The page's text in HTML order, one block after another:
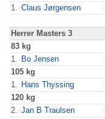
1. Claus Jørgensen
Herrer Masters 3
83 kg
1. Bo Jensen
105 kg
1. Hans Thyssing
120 kg
2. Jan B Traulsen